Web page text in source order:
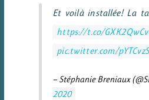
Et voilà installée! La
https://t.co/
pic.twitter.com/
— Stéphanie Breniaux
2020